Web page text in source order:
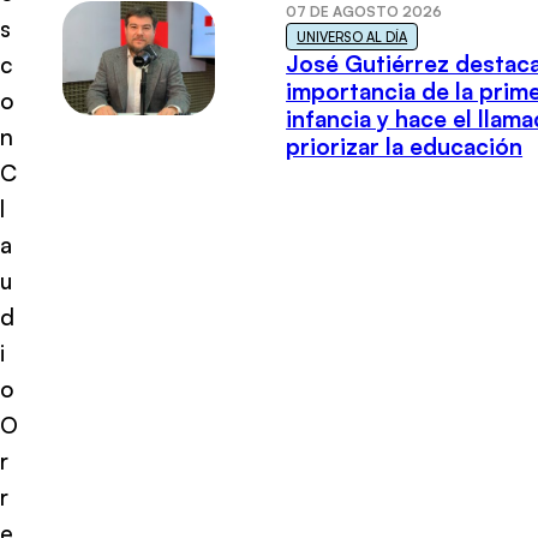
s
c
o
n
C
l
a
u
d
i
o
O
r
r
07 DE AGOSTO 2026
UNIVERSO AL DÍA
José Gutiérrez
importancia de la
infancia y hace el
priorizar la educación